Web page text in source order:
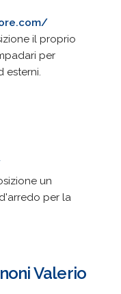
il proprio
per
esterni.
un
per la
Valerio